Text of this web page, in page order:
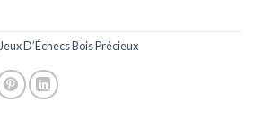
Jeux D’Échecs Bois Précieux